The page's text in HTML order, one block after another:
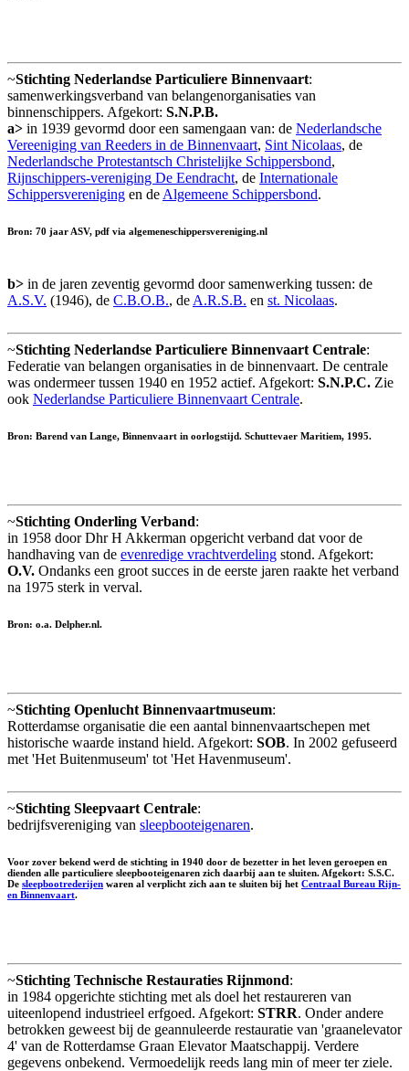
~Stichting Nederlandse Particuliere Binnenvaart:
samenwerkingsverband van belangenorganisaties van
binnenschippers. Afgekort: S.N.P.B.
a> in 1939 gevormd door een samengaan van: de Nederlandsche
Vereeniging van Reeders in de Binnenvaart, Sint Nicolaas, de
Nederlandsche Protestantsch Christelijke Schippersbond,
Rijnschippers-vereniging De Eendracht, de Internationale
Schippersvereniging en de Algemeene Schippersbond.
Bron: 70 jaar ASV, pdf via algemeneschippersvereniging.nl
b> in de jaren zeventig gevormd door samenwerking tussen: de
A.S.V. (1946), de C.B.O.B., de A.R.S.B. en st. Nicolaas.
~Stichting Nederlandse Particuliere Binnenvaart Centrale:
Federatie van belangen organisaties in de binnenvaart. De centrale
was ondermeer tussen 1940 en 1952 actief. Afgekort: S.N.P.C. Zie
ook Nederlandse Particuliere Binnenvaart Centrale.
Bron: Barend van Lange, Binnenvaart in oorlogstijd. Schuttevaer Maritiem, 1995.
~Stichting Onderling Verband:
in 1958 door Dhr H Akkerman opgericht verband dat voor de
handhaving van de evenredige vrachtverdeling stond. Afgekort:
O.V. Ondanks een groot succes in de eerste jaren raakte het verband
na 1975 sterk in verval.
Bron: o.a. Delpher.nl.
~Stichting Openlucht Binnenvaartmuseum:
Rotterdamse organisatie die een aantal binnenvaartschepen met
historische waarde instand hield. Afgekort: SOB. In 2002 gefuseerd
met 'Het Buitenmuseum' tot 'Het Havenmuseum'.
~Stichting Sleepvaart Centrale:
bedrijfsvereniging van sleepbooteigenaren.
Voor zover bekend werd de stichting in 1940 door de bezetter in het leven geroepen en
dienden alle particuliere sleepbooteigenaren zich daarbij aan te sluiten. Afgekort: S.S.C.
De sleepbootrederijen waren al verplicht zich aan te sluiten bij het Centraal Bureau Rijn-
en Binnenvaart.
~Stichting Technische Restauraties Rijnmond:
in 1984 opgerichte stichting met als doel het restaureren van
uiteenlopend industrieel erfgoed. Afgekort: STRR. Onder andere
betrokken geweest bij de geannuleerde restauratie van 'graanelevator
4' van de Rotterdamse Graan Elevator Maatschappij. Verdere
gegevens onbekend. Vermoedelijk reeds lang min of meer ter ziele.